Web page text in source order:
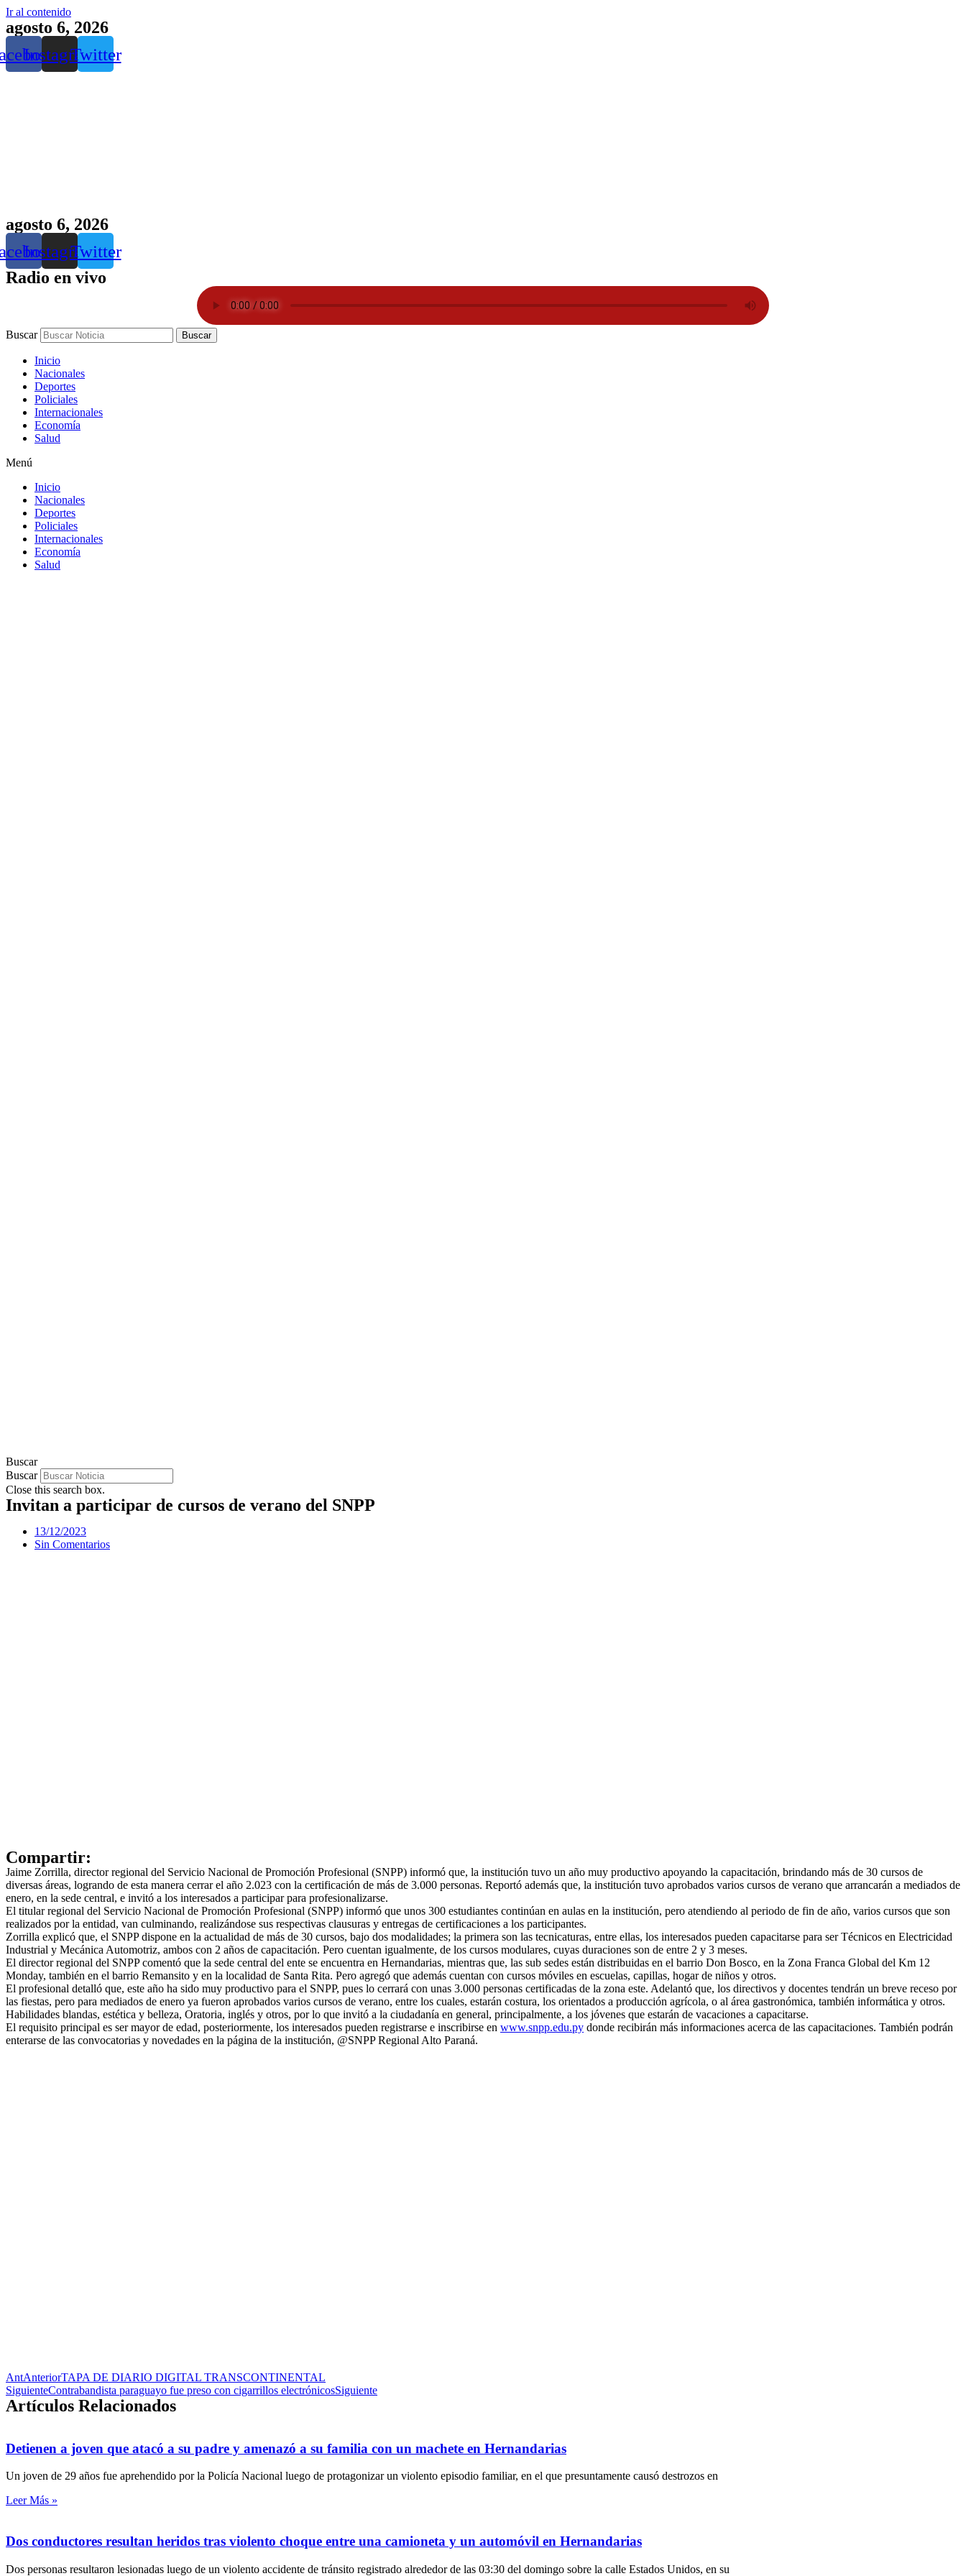
Ir al contenido
agosto 6, 2026
InstagramTwitter
agosto 6, 2026
InstagramTwitter
Radio en vivo
Buscar Buscar
Inicio
Nacionales
Deportes
Policiales
Internacionales
Economía
Salud
Menú
Inicio
Nacionales
Deportes
Policiales
Internacionales
Economía
Salud
Buscar
Buscar
Close this search box.
Invitan a participar de cursos de verano del SNPP
13/12/2023
Sin Comentarios
Compartir:
Jaime Zorrilla, director regional del Servicio Nacional de Promoción Profesional (SNPP) informó que, la institución tuvo un año muy productivo apoyando la capacitación, brindando más de 30 cursos de
diversas áreas, logrando de esta manera cerrar el año 2.023 con la certificación de más de 3.000 personas. Reportó además que, la institución tuvo aprobados varios cursos de verano que arrancarán a mediados de
enero, en la sede central, e invitó a los interesados a participar para profesionalizarse.
El titular regional del Servicio Nacional de Promoción Profesional (SNPP) informó que unos 300 estudiantes continúan en aulas en la institución, pero atendiendo al periodo de fin de año, varios cursos que son
realizados por la entidad, van culminando, realizándose sus respectivas clausuras y entregas de certificaciones a los participantes.
Zorrilla explicó que, el SNPP dispone en la actualidad de más de 30 cursos, bajo dos modalidades; la primera son las tecnicaturas, entre ellas, los interesados pueden capacitarse para ser Técnicos en Electricidad
Industrial y Mecánica Automotriz, ambos con 2 años de capacitación. Pero cuentan igualmente, de los cursos modulares, cuyas duraciones son de entre 2 y 3 meses.
El director regional del SNPP comentó que la sede central del ente se encuentra en Hernandarias, mientras que, las sub sedes están distribuidas en el barrio Don Bosco, en la Zona Franca Global del Km 12
Monday, también en el barrio Remansito y en la localidad de Santa Rita. Pero agregó que además cuentan con cursos móviles en escuelas, capillas, hogar de niños y otros.
El profesional detalló que, este año ha sido muy productivo para el SNPP, pues lo cerrará con unas 3.000 personas certificadas de la zona este. Adelantó que, los directivos y docentes tendrán un breve receso por
las fiestas, pero para mediados de enero ya fueron aprobados varios cursos de verano, entre los cuales, estarán costura, los orientados a producción agrícola, o al área gastronómica, también informática y otros.
Habilidades blandas, estética y belleza, Oratoria, inglés y otros, por lo que invitó a la ciudadanía en general, principalmente, a los jóvenes que estarán de vacaciones a capacitarse.
El requisito principal es ser mayor de edad, posteriormente, los interesados pueden registrarse e inscribirse en www.snpp.edu.py donde recibirán más informaciones acerca de las capacitaciones. También podrán
enterarse de las convocatorias y novedades en la página de la institución, @SNPP Regional Alto Paraná.
AntAnteriorTAPA DE DIARIO DIGITAL TRANSCONTINENTAL
SiguienteContrabandista paraguayo fue preso con cigarrillos electrónicosSiguiente
Artículos Relacionados
Detienen a joven que atacó a su padre y amenazó a su familia con un machete en Hernandarias
Un joven de 29 años fue aprehendido por la Policía Nacional luego de protagonizar un violento episodio familiar, en el que presuntamente causó destrozos en
Leer Más »
Dos conductores resultan heridos tras violento choque entre una camioneta y un automóvil en Hernandarias
Dos personas resultaron lesionadas luego de un violento accidente de tránsito registrado alrededor de las 03:30 del domingo sobre la calle Estados Unidos, en su